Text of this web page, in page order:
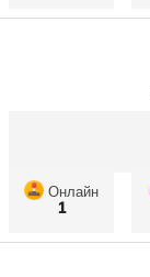
Онлайн
1